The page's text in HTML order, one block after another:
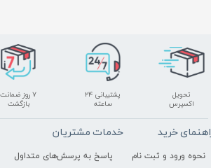
تحویل
اکسپرس
پشتیبانی ۲۴
ساعته
۷ روز ضمانت
بازگشت
خرید
نحوه ورود و ثبت نام
خدمات مشتریان
پاسخ به پرسش‌های متداول